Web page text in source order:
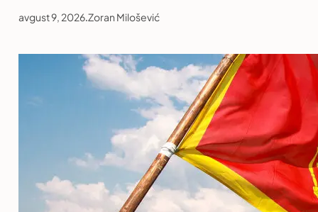
avgust 9, 2026.Zoran Milošević